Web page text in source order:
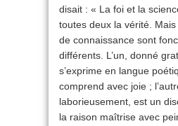
disait : « La foi et la
toutes deux la vérité.
de connaissance sont
différents. L’un, donné
s’exprime en langue
comprend avec joie ;
laborieusement, est un
la raison maîtrise avec